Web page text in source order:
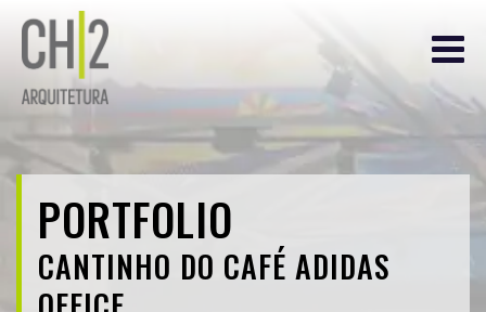
PORTFOLIO
CANTINHO DO CAFÉ ADIDAS